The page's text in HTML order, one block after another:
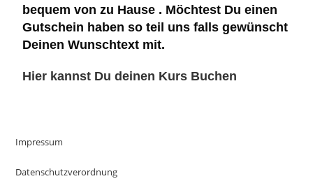
bequem von zu Hause . Möchtest Du einen
Gutschein haben so teil uns falls gewünscht
Deinen Wunschtext mit.
Hier kannst Du deinen Kurs Buchen
Impressum
Datenschutzverordnung